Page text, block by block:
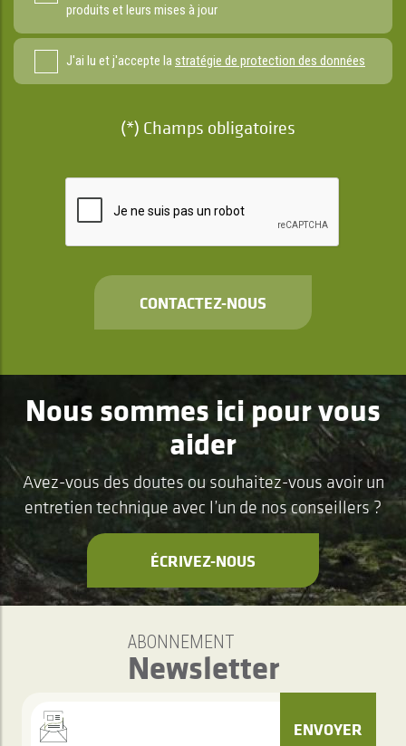
produits et leurs mises à jour
J'ai lu et j'accepte lastratégie de protection des données
(*) Champs obligatoires
CONTACTEZ-NOUS
Nous sommes ici pour vous
aider
Avez-vous des doutes ou souhaitez-vous avoir un
entretien technique avec l’un de nos conseillers ?
ÉCRIVEZ-NOUS
ABONNEMENT
Newsletter
ENVOYER